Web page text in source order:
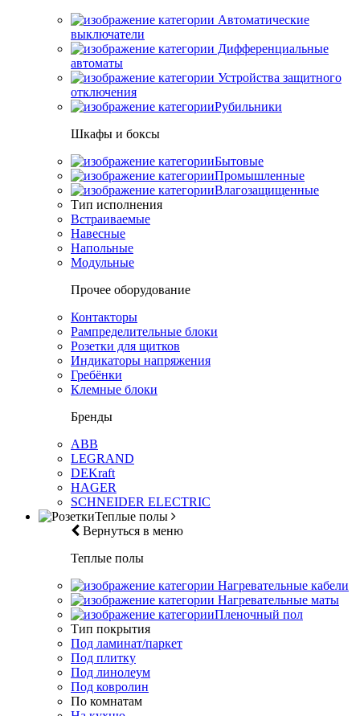
Автоматические
выключатели
Дифференциальные
автоматы
Устройства защитного
отключения
Рубильники
Шкафы и боксы
Бытовые
Промышленные
Влагозащищенные
Тип исполнения
Встраиваемые
Навесные
Напольные
Модульные
Прочее оборудование
Контакторы
Рампределительные блоки
Розетки для щитков
Индикаторы напряжения
Гребёнки
Клемные блоки
Бренды
ABB
LEGRAND
DEKraft
HAGER
SCHNEIDER ELECTRIC
Теплые полы
Вернуться в меню
Теплые полы
Нагревательные кабели
Нагревательные маты
Пленочный пол
Тип покрытия
Под ламинат/паркет
Под плитку
Под линолеум
Под ковролин
По комнатам